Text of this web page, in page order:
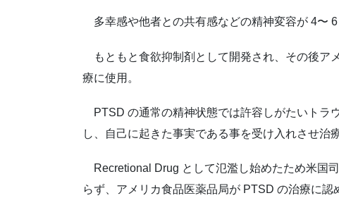
多幸感や他者との共有感などの精神変容が 4〜 6
もともと食欲抑制剤として開発され、その後ア
療に使用。
PTSD の通常の精神状態では許容しがたいトラ
し、自己に起きた事実である事を受け入れさせ治
Recretional Drug として氾濫し始めたため米国
らず、アメリカ食品医薬品局が PTSD の治療に認